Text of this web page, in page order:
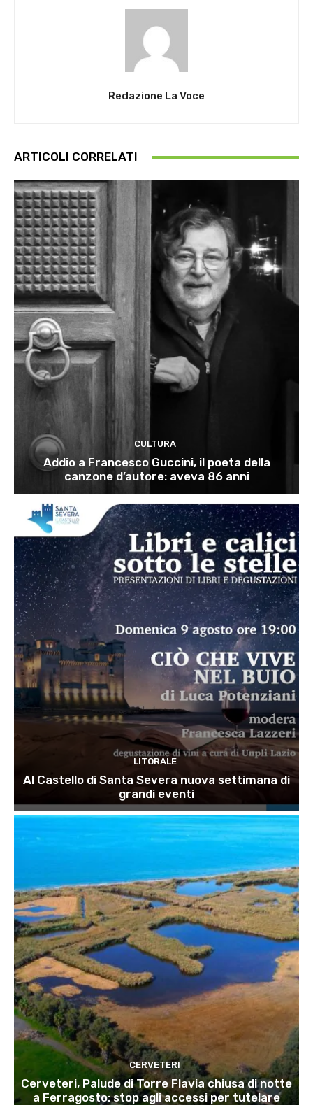
Redazione La Voce
ARTICOLI CORRELATI
CULTURA
Addio a Francesco Guccini, il poeta della
canzone d’autore: aveva 86 anni
LITORALE
Al Castello di Santa Severa nuova settimana di
grandi eventi
CERVETERI
Cerveteri, Palude di Torre Flavia chiusa di notte
a Ferragosto: stop agli accessi per tutelare